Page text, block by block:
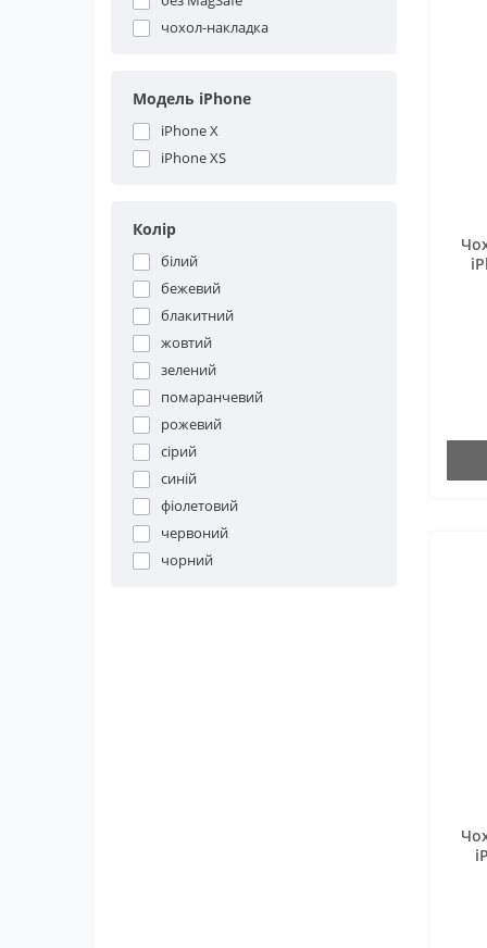
чохол-накладка
Модель iPhone
iPhone X
iPhone XS
Колір
білий
бежевий
блакитний
жовтий
зелений
помаранчевий
рожевий
сірий
синій
фіолетовий
червоний
чорний